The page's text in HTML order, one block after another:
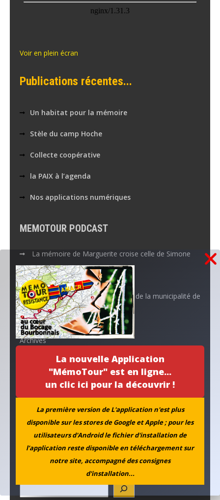
La nouvelle Application
"MémoTour" est en ligne...
un clic ici pour la découvrir !
La première version de L'application n'est plus
disponible sur les stores de Google et Apple ; pour les
utilisateurs d'Android le fichier d'installation de
l’application reste disponible en téléchargement sur
notre site, accompagné des consignes
d'installation...
Voir en plein écran
Publications récentes...
Un habitat pour la mémoire
Stèle du camp Hoche
Collecte coopérative
la PAIX à l’agenda
Nos applications numériques
MEMOTOUR PODCAST
La mémoire de Marguerite croise celle de Simone
Aboutissement d’un projet…
L’ANACR accompagne l’initiative de la municipalité de
Neuvy
Archives